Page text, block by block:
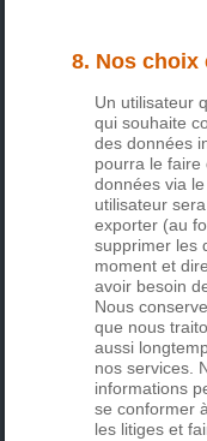
8. Nos choix
Un utilisateur
qui souhaite
des données
pourra le faire
données via
utilisateur
exporter (au
supprimer les
moment et
avoir besoin
Nous
que nous
aussi
nos services.
informations
se conformer
les litiges et